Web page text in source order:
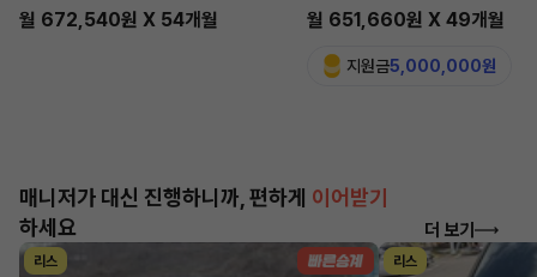
월 672,540원 X 54개월
월 651,660원 X 49개월
지원금5,000,000원
매니저가 대신 진행하니까, 편하게 이어받기
하세요
더 보기
리스 리스